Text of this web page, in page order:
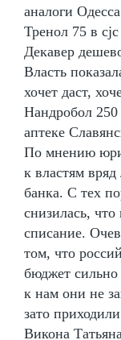
аналоги
Тренол 75 в
Декавер
Власть
хочет даст,
Нандробол 250
аптеке
По мнению
к властям
банка. С тех
снизилась,
списание.
том, что
бюджет сильно
к нам они не
зато
Викона